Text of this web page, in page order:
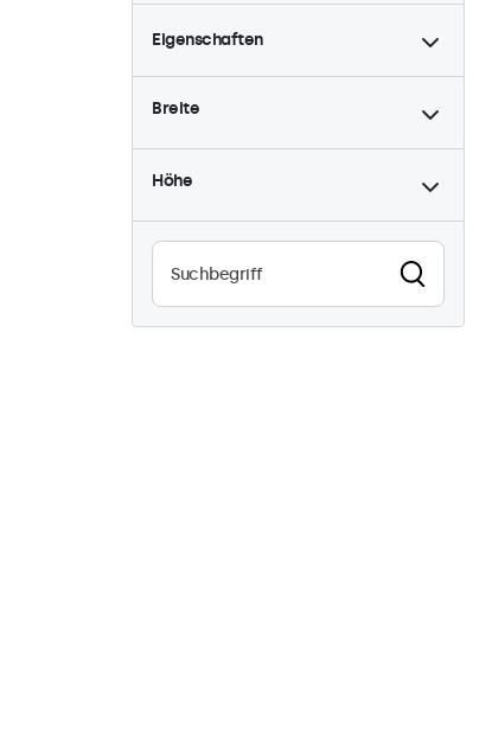
Eigenschaften
4:3 / 5:4
6
Dimmbar
25
Sonnenlichtlesbar 8
Staubdicht (IP65)
24/7-Einsatz
25
Breite
Höhe